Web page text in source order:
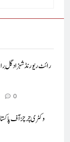
رائٹ ریورنڈ شہزاد گِل
0